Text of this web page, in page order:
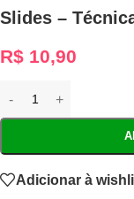
Slides –
R$ 10,90
Adicionar à